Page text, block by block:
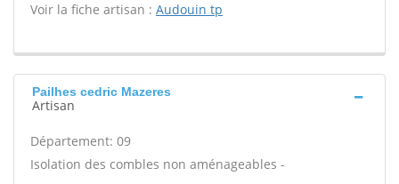
Voir la fiche artisan : Audouin tp
Pailhes cedric Mazeres
Artisan
Département: 09
Isolation des combles non aménageables -